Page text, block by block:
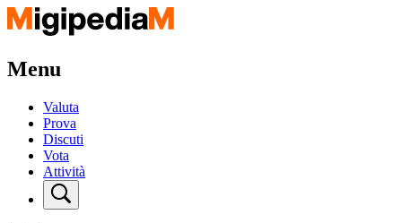
Menu
Valuta
Prova
Discuti
Vota
Attività